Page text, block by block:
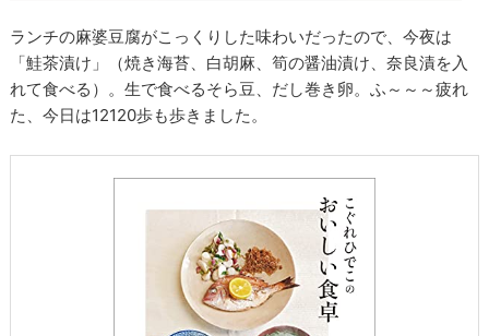
ランチの麻婆豆腐がこっくりした味わいだったので、今夜は
「鮭茶漬け」（焼き海苔、白胡麻、筍の醤油漬け、奈良漬を入
れて食べる）。生で食べるそら豆、だし巻き卵。ふ～～～疲れ
た、今日は12120歩も歩きました。